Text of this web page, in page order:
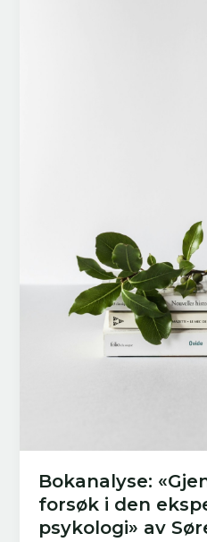
Bokanalyse:
forsøk i den
psykologi» av